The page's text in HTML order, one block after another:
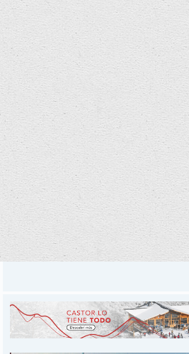
INICIO
PROVINCIALES